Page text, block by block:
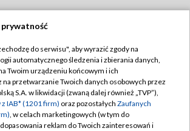
TVP
TVP
Regulamin TVP
Polityka prywatności
Moje zgody
prywatność
do serwisu", aby wyrazić zgody na
automatycznego śledzenia i zbierania danych,
Twoim urządzeniu końcowym i ich
przetwarzanie Twoich danych osobowych przez
S.A. w likwidacji (zwaną dalej również „TVP”),
IAB* (1201 firm) oraz pozostałych Zaufanych
, w celach marketingowych (w tym do
reklam do Twoich zainteresowań i